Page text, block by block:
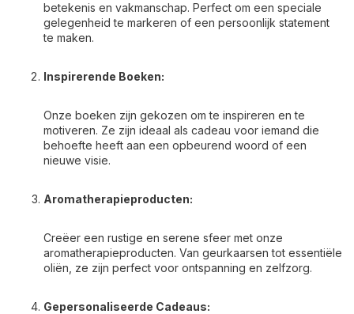
betekenis en vakmanschap. Perfect om een speciale
gelegenheid te markeren of een persoonlijk statement
te maken.
Inspirerende Boeken:
Onze boeken zijn gekozen om te inspireren en te
motiveren. Ze zijn ideaal als cadeau voor iemand die
behoefte heeft aan een opbeurend woord of een
nieuwe visie.
Aromatherapieproducten:
Creëer een rustige en serene sfeer met onze
aromatherapieproducten. Van geurkaarsen tot essentiële
oliën, ze zijn perfect voor ontspanning en zelfzorg.
Gepersonaliseerde Cadeaus: